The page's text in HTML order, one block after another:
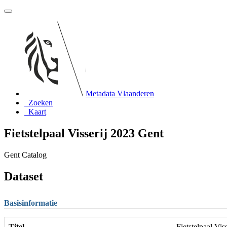
Metadata Vlaanderen
Zoeken
Kaart
Fietstelpaal Visserij 2023 Gent
Gent Catalog
Dataset
Basisinformatie